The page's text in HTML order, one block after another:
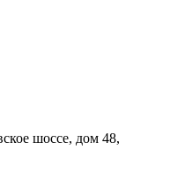
шоссе, дом 48,